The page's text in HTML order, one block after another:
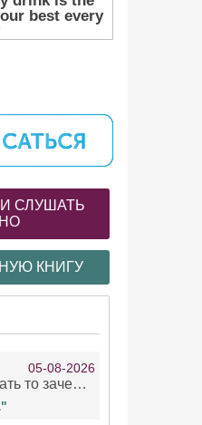
СЛУШАТЬ
КНИГУ
05-08-2026
Ужасно читает. Ну зевать то зачем. Уже не говорю, что ударения ставит, как хочет.